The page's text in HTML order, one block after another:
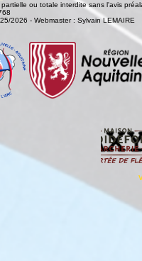
ou totale interdite sans l'avis
2026 - Webmaster : Sylvain LEMAIRE